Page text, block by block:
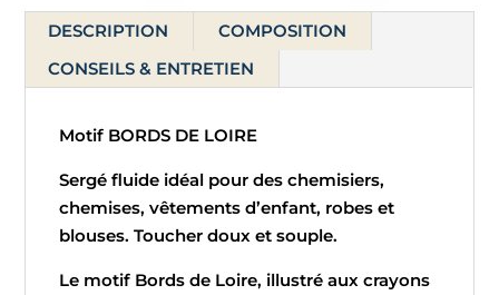
de
viscose
DESCRIPTION
COMPOSITION
CONSEILS & ENTRETIEN
Motif BORDS DE LOIRE
Sergé fluide idéal pour des chemisiers,
chemises, vêtements d’enfant, robes et
blouses. Toucher doux et souple.
Le motif Bords de Loire, illustré aux crayons